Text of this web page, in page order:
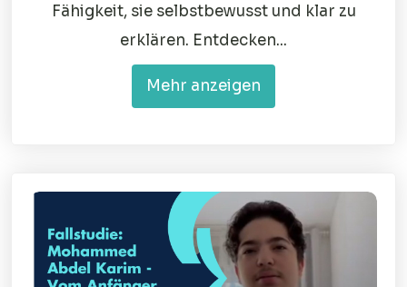
Fähigkeit, sie selbstbewusst und klar zu
erklären. Entdecken...
Mehr anzeigen